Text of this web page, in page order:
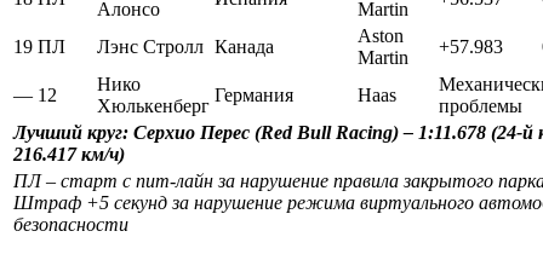
Алонсо
Martin
19 ПЛ Лэнс Стролл Канада
Aston
Martin
+57.983
— 12
Нико
Хюлькенберг
Германия Haas
проблемы
Лучший круг: Серхио Перес (Red Bull Racing) – 1:11.678 (24-й
216.417 км/ч)
ПЛ – старт с пит-лайн за нарушение правила закрытого
Штраф +5 секунд за нарушение режима виртуального
безопасности